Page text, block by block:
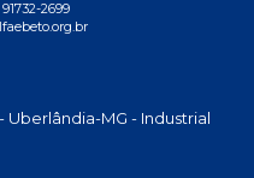
91732-2699
Uberlândia-MG - Industrial